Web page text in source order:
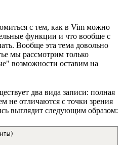
с тем, как в Vim можно
функции и что вообще с
Вообще эта тема довольно
мы рассмотрим только
возможности оставим на
два вида записи: полная
не отличаются с точки зрения
выглядит следующим образом:
)